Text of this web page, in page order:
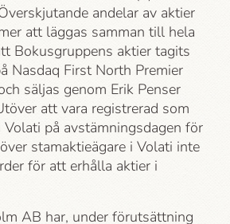
andelar av aktier
att läggas samman till hela
Bokusgruppens aktier tagits
Nasdaq First North Premier
säljas genom Erik Penser
att vara registrerad som
Volati på avstämningsdagen för
stamaktieägare i Volati inte
för att erhålla aktier i
AB har, under förutsättning